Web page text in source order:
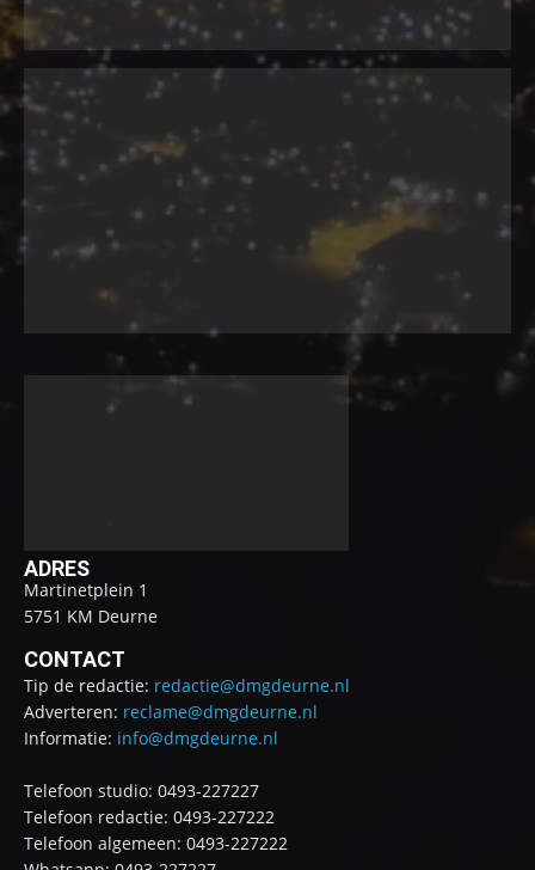
ADRES
Martinetplein 1
5751 KM Deurne
CONTACT
Tip de redactie: redactie@dmgdeurne.nl
Adverteren: reclame@dmgdeurne.nl
Informatie: info@dmgdeurne.nl
Telefoon studio: 0493-227227
Telefoon redactie: 0493-227222
Telefoon algemeen: 0493-227222